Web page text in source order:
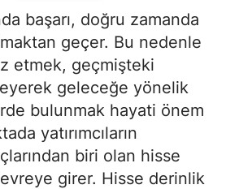
başarı, doğru zamanda
geçer. Bu nedenle
etmek, geçmişteki
geleceğe yönelik
bulunmak hayati önem
yatırımcıların
biri olan hisse
girer. Hisse derinlik